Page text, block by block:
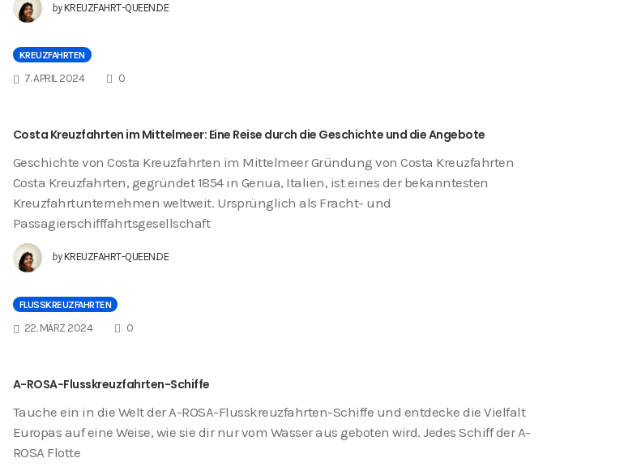
by KREUZFAHRT-QUEEN.DE
KREUZFAHRTEN
7. APRIL 2024 0COMMENTS
Costa Kreuzfahrten im Mittelmeer: Eine Reise durch die Geschichte und die Angebote
Geschichte von Costa Kreuzfahrten im Mittelmeer Gründung von Costa Kreuzfahrten
Costa Kreuzfahrten, gegründet 1854 in Genua, Italien, ist eines der bekanntesten
Kreuzfahrtunternehmen weltweit. Ursprünglich als Fracht- und
Passagierschifffahrtsgesellschaft
by KREUZFAHRT-QUEEN.DE
FLUSSKREUZFAHRTEN
22. MÄRZ 2024 0COMMENTS
A-ROSA-Flusskreuzfahrten-Schiffe
Tauche ein in die Welt der A-ROSA-Flusskreuzfahrten-Schiffe und entdecke die Vielfalt
Europas auf eine Weise, wie sie dir nur vom Wasser aus geboten wird. Jedes Schiff der A-
ROSA Flotte